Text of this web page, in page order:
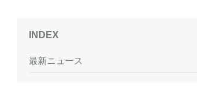
最新ニュース